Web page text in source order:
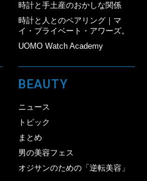
時計と手土産のおかしな関係
時計と人とのペアリング｜マ
イ・プライベート・アワーズ。
UOMO Watch Academy
BEAUTY
ニュース
トピック
まとめ
男の美容フェス
オジサンのための「逆転美容」